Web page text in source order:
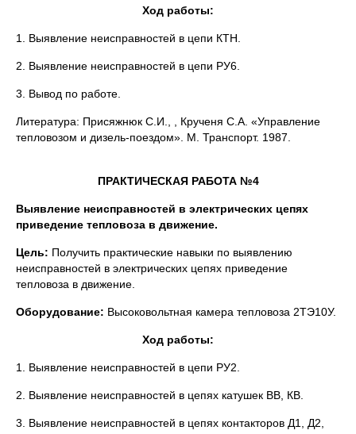
Ход работы:
1. Выявление неисправностей в цепи КТН.
2. Выявление неисправностей в цепи РУ6.
3. Вывод по работе.
Литература: Присяжнюк С.И., , Крученя С.А. «Управление
тепловозом и дизель-поездом». М. Транспорт. 1987.
ПРАКТИЧЕСКАЯ РАБОТА №4
Выявление неисправностей в электрических цепях
приведение тепловоза в движение.
Цель: Получить практические навыки по выявлению
неисправностей в электрических цепях приведение
тепловоза в движение.
Оборудование: Высоковольтная камера тепловоза 2ТЭ10У.
Ход работы:
1. Выявление неисправностей в цепи РУ2.
2. Выявление неисправностей в цепях катушек ВВ, КВ.
3. Выявление неисправностей в цепях контакторов Д1, Д2,